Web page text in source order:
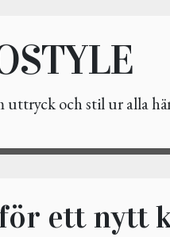
uttryck och stil ur alla
ett nytt